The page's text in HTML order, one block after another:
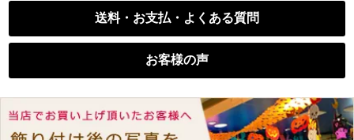
送料・お支払・よくある質問
お客様の声